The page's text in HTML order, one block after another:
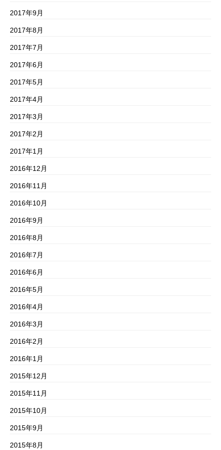
2017年9月
2017年8月
2017年7月
2017年6月
2017年5月
2017年4月
2017年3月
2017年2月
2017年1月
2016年12月
2016年11月
2016年10月
2016年9月
2016年8月
2016年7月
2016年6月
2016年5月
2016年4月
2016年3月
2016年2月
2016年1月
2015年12月
2015年11月
2015年10月
2015年9月
2015年8月